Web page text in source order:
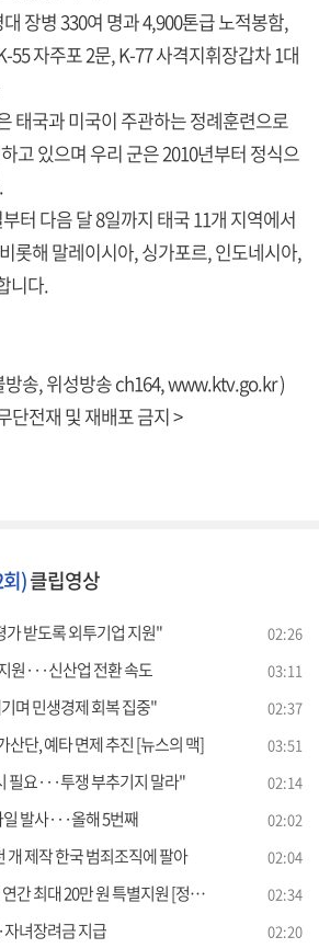
장병 330여 명과 4,900톤급 노적봉함,
55 자주포 2문, K-77 사격지휘장갑차 1대
태국과 미국이 주관하는 정례훈련으로
고 있으며 우리 군은 2010년부터 정식으
터 다음 달 8일까지 태국 11개 지역에서
롯해 말레이시아, 싱가포르, 인도네시아,
니다.
송, 위성방송 ch164,www.ktv.go.kr)
전재 및 재배포 금지 >
)클립영상
받도록 외투기업 지원" 02:26
원···신산업 전환 속도 03:11
며 민생경제 회복 집중" 02:37
산단, 예타 면제 추진 [뉴스의 맥] 03:51
필요···투쟁 부추기지 말라" 02:14
발사···올해 5번째 02:02
개 제작 한국 범죄조직에 팔아 02:04
최대 20만 원 특별지원 [정책현장+] 02:34
녀장려금 지급 02:20